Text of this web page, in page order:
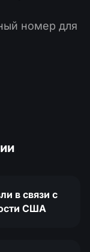
номер для
в связи с
США